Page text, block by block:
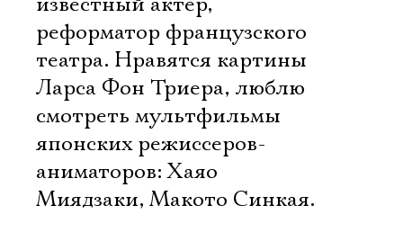
реформатор французского
театра. Нравятся картины
Ларса Фон Триера, люблю
смотреть мультфильмы
японских режиссеров-
аниматоров: Хаяо
Миядзаки, Макото Синкая.